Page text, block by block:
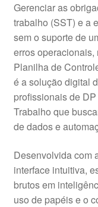
Gerenciar as
trabalho (SST) e a
sem o suporte de
erros
Planilha de
é a solução digital
profissionais de
Trabalho que
de dados e
Desenvolvida com
interface intuitiva,
brutos em
uso de papéis e o